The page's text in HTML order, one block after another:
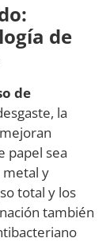
de
de
la
papel sea
metal y
total y los
también